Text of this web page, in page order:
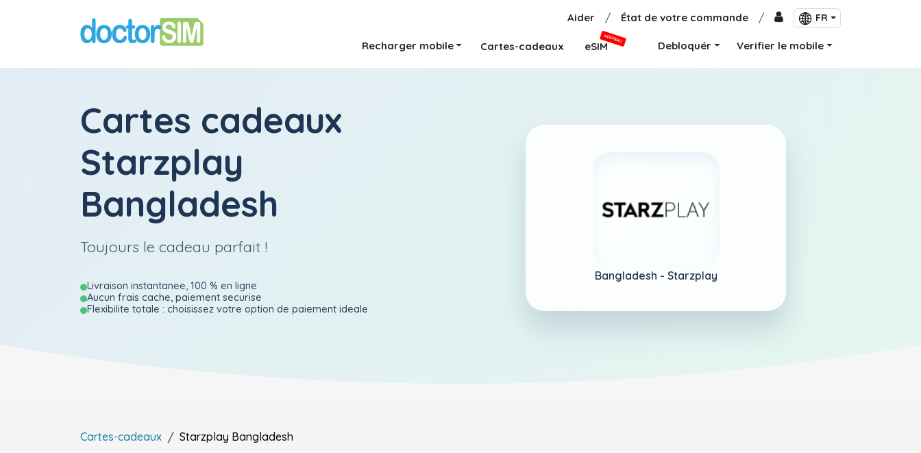
Aider / État de votre commande / FR
Recharger mobile Cartes-cadeaux eSIM
NOUVEAU
Debloquér Verifier le mobile
Cartes cadeaux
Starzplay
Bangladesh
Toujours le cadeau parfait !
Livraison instantanee, 100 % en ligne
Aucun frais cache, paiement securise
Flexibilite totale : choisissez votre option de paiement ideale
Bangladesh - Starzplay
Cartes-cadeaux Starzplay Bangladesh